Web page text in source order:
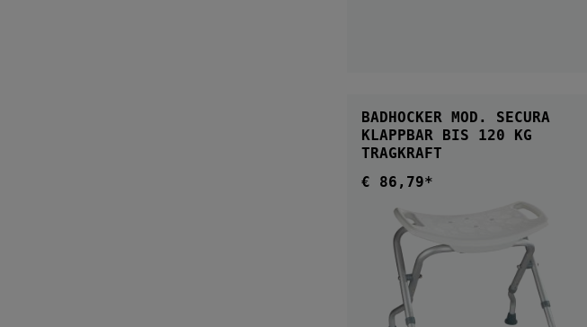
BADHOCKER MOD. SECURA
KLAPPBAR BIS 120 KG
TRAGKRAFT
Regulärer Preis:
€ 86,79*